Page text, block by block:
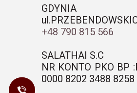
GDYNIA
+48 790 815 566
SALATHAI S.C
NR KONTO PKO BP
0000 8202 3488 8258